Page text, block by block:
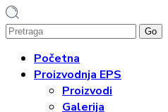
1
Početna
Proizvodnja EPS
Proizvodi
Galerija